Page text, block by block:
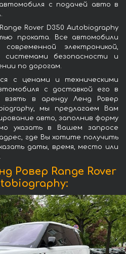
с подачей авто в
Rover D350 Autobiography
проката. Все автомобили
электроникой,
системами безопасности и
по дорогам.
с ценами и техническими
с доставкой его в
в аренду Ленд Ровер
мы предлагаем Вам
авто, заполнив форму
указать в Вашем запросе
где Вы хотите получить
даты, время, место или
Ровер Range Rover